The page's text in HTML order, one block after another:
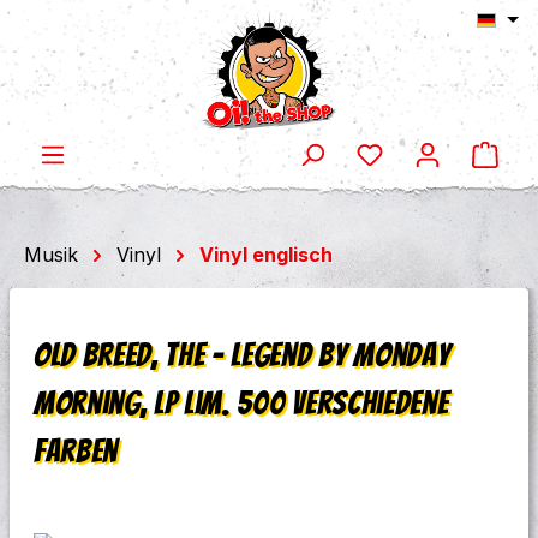
Zum Hauptinhalt springen
Musik Vinyl Vinyl englisch
Old Breed, the ‎– Legend by monday
morning, LP lim. 500 verschiedene
Farben